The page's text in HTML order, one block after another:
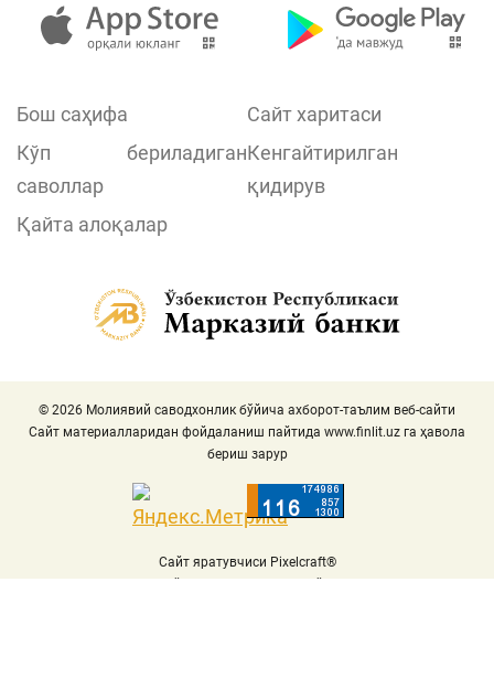
Бош саҳифа
Сайт харитаси
Кўп бериладиган
саволлар
Кенгайтирилган
қидирув
Қайта алоқалар
© 2026 Молиявий саводхонлик бўйича ахборот-таълим веб-сайти
Сайт материалларидан фойдаланиш пайтида www.finlit.uz га ҳавола
бериш зарур
Сайт яратувчиси Pixelcraft®